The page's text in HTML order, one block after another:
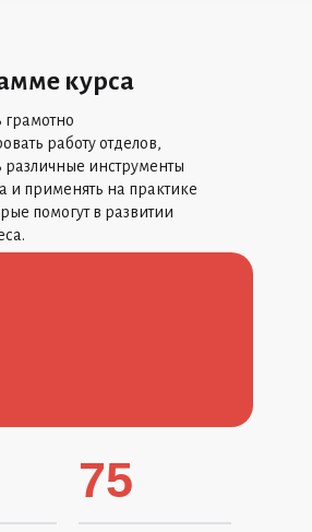
грамотно
работу отделов,
различные инструменты
и применять на практике
помогут в развитии
75
курса